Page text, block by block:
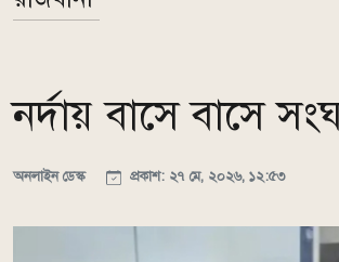
নর্দায় বাসে বাসে
অনলাইন ডেস্ক প্রকাশ: ২৭ মে, ২০২৬, ১২:৫৩